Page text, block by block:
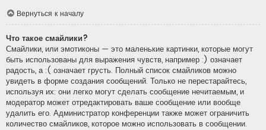
Вернуться к началу
Что такое смайлики?
Смайлики, или эмотиконы — это маленькие картинки, которые могут
быть использованы для выражения чувств, например :) означает
радость, а :( означает грусть. Полный список смайликов можно
увидеть в форме создания сообщений. Только не перестарайтесь,
используя их: они легко могут сделать сообщение нечитаемым, и
модератор может отредактировать ваше сообщение или вообще
удалить его. Администратор конференции также может ограничить
количество смайликов, которое можно использовать в сообщении.